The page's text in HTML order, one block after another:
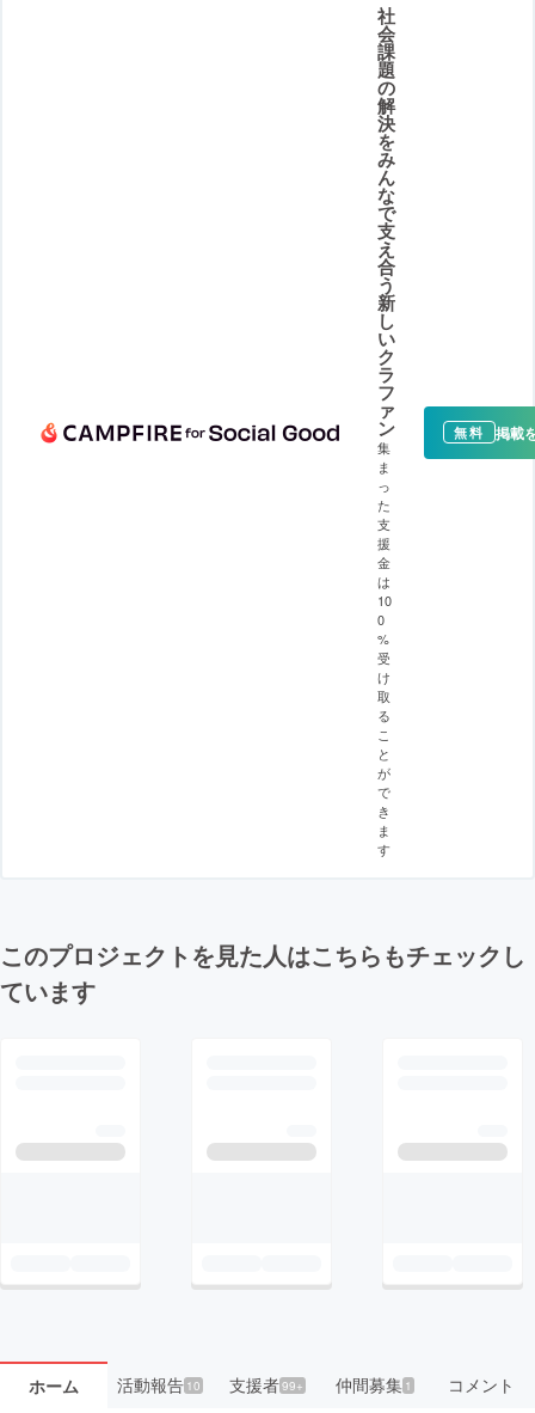
社
会
課
題
の
解
決
を
み
ん
な
で
支
え
合
う
新
し
い
ク
ラ
フ
ァ
ン
集
ま
っ
た
支
援
金
は
10
0
%
受
け
取
る
こ
と
が
で
き
ま
す
無料 掲載
このプロジェクトを見た人はこちらもチェックし
ています
ホーム 活動報告10 支援者99+ 仲間募集 1 コメント